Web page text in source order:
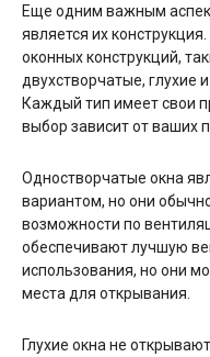
Еще одним важным
является их
оконных конструкций,
двухстворчатые, глухие
Каждый тип имеет свои
выбор зависит от ваших
Одностворчатые окна
вариантом, но они
возможности по
обеспечивают лучшую
использования, но они
места для открывания.
Глухие окна не